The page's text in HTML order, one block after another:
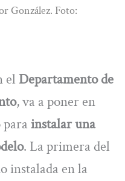
González. Foto:
el Departamento de
, va a poner en
instalar una
. La primera del
instalada en la